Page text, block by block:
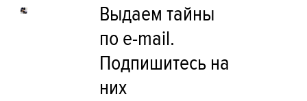
Выдаем тайны
по e-mail.
Подпишитесь на
них